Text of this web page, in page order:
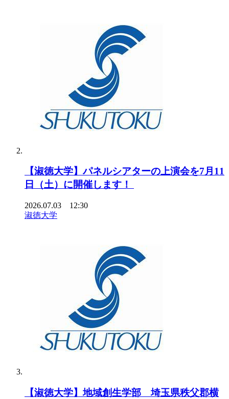
【淑徳大学】パネルシアターの上演会を7月11
日（土）に開催します！
2026.07.03 12:30
淑徳大学
【淑徳大学】地域創生学部 埼玉県秩父郡横